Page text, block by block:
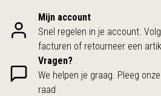
Mijn account
Snel regelen in je account.
facturen of retourneer een
Vragen?
We helpen je graag. Pleeg
raad